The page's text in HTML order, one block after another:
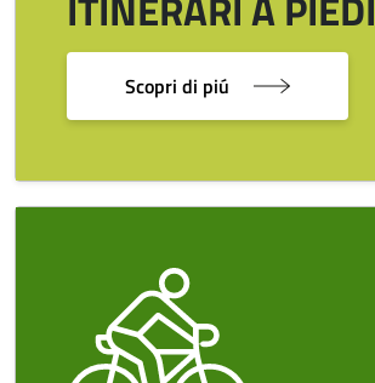
Scopri di piú
Image